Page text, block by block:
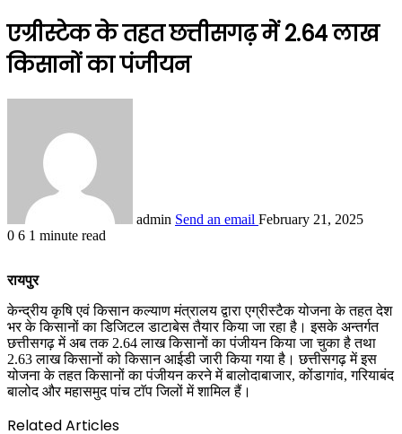
एग्रीस्टेक के तहत छत्तीसगढ़ में 2.64 लाख
किसानों का पंजीयन
admin Send an email February 21, 2025
0 6 1 minute read
रायपुर
केन्द्रीय कृषि एवं किसान कल्याण मंत्रालय द्वारा एग्रीस्टैक योजना के तहत देश
भर के किसानों का डिजिटल डाटाबेस तैयार किया जा रहा है। इसके अन्तर्गत
छत्तीसगढ़ में अब तक 2.64 लाख किसानों का पंजीयन किया जा चुका है तथा
2.63 लाख किसानों को किसान आईडी जारी किया गया है। छत्तीसगढ़ में इस
योजना के तहत किसानों का पंजीयन करने में बालोदाबाजार, कोंडागांव, गरियाबंद
बालोद और महासमुद पांच टाॅप जिलों में शामिल हैं।
Related Articles